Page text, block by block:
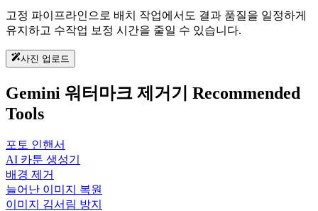
고정 파이프라인으로 배치 작업에서도 결과 품질을 일정하게
유지하고 수작업 보정 시간을 줄일 수 있습니다.
사진 업로드
Gemini 워터마크 제거기 Recommended
Tools
포토 인핸서
AI 카툰 생성기
배경 제거
늘어난 이미지 복원
이미지 김서림 방지